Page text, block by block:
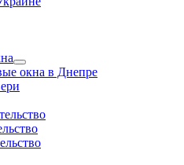
окна в Днепре